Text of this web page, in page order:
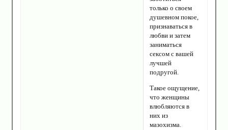
только о своем
душевном покое,
признаваться в
любви и затем
заниматься
сексом с вашей
лучшей
подругой.
Такое ощущение,
что женщины
влюбляются в
них из
мазохизма.